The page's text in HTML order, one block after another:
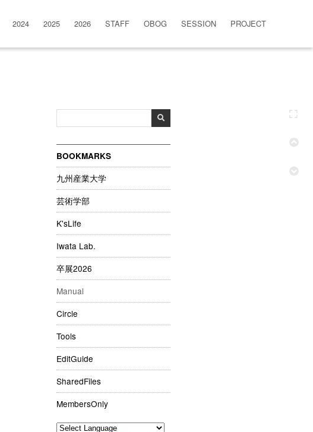
2024 2025 2026 STAFF OBOG SESSION PROJECT
BOOKMARKS
九州産業大学
芸術学部
K'sLife
Iwata Lab.
卒展2026
Manual
Circle
Tools
EditGuide
SharedFiles
MembersOnly